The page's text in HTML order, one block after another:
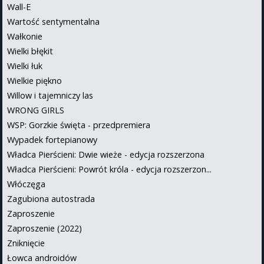
Wall-E
Wartość sentymentalna
Wałkonie
Wielki błękit
Wielki łuk
Wielkie piękno
Willow i tajemniczy las
WRONG GIRLS
WSP: Gorzkie święta - przedpremiera
Wypadek fortepianowy
Władca Pierścieni: Dwie wieże - edycja rozszerzona
Władca Pierścieni: Powrót króla - edycja rozszerzon...
Włóczęga
Zagubiona autostrada
Zaproszenie
Zaproszenie (2022)
Zniknięcie
Łowca androidów